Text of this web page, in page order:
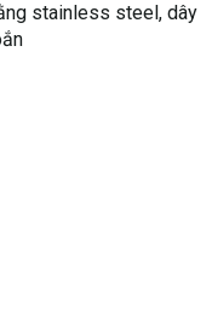
stainless steel, dây